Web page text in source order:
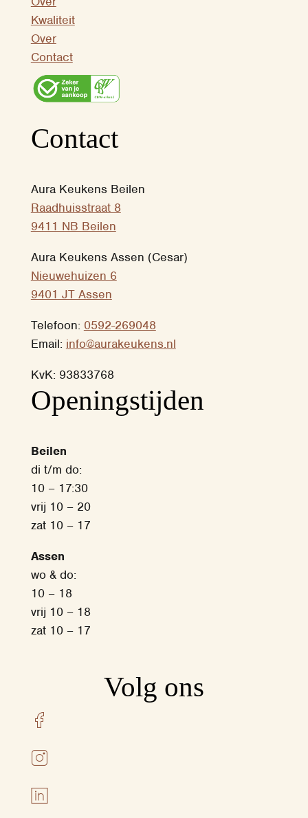
Kwaliteit
Over
Contact
Contact
Aura Keukens Beilen
Raadhuisstraat 8
9411 NB Beilen
Aura Keukens Assen (Cesar)
Nieuwehuizen 6
9401 JT Assen
Telefoon: 0592-269048
Email: info@aurakeukens.nl
KvK: 93833768
‎Openingstijden
Beilen
di t/m do:
10 – 17:30
vrij 10 – 20
zat 10 – 17
Assen
wo & do:
10 – 18
vrij 10 – 18
zat 10 – 17
Volg ons